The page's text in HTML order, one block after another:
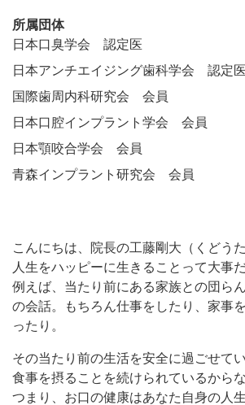
所属団体
日本口臭学会 認定医
日本アンチエイジング歯科学会 認定医
国際歯周内科研究会 会員
日本口腔インプラント学会 会員
日本顎咬合学会 会員
青森インプラント研究会 会員
こんにちは、院長の工藤剛大（くどう
人生をハッピーに生きることって大事
例えば、当たり前にある家族との団ら
の会話。もちろん仕事をしたり、家事
ったり。
その当たり前の生活を安全に過ごせて
食事を摂ることを続けられているからな
つまり、お口の健康はあなた自身の人